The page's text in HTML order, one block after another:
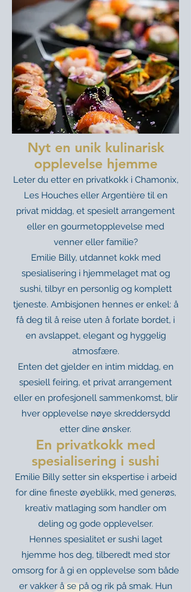
Nyt en unik kulinarisk
opplevelse hjemme
Leter du etter en privatkokk i Chamonix,
Les Houches eller Argentière til en
privat middag, et spesielt arrangement
eller en gourmetopplevelse med
venner eller familie?
Emilie Billy, utdannet kokk med
spesialisering i hjemmelaget mat og
sushi, tilbyr en personlig og komplett
tjeneste. Ambisjonen hennes er enkel: å
få deg til å reise uten å forlate bordet, i
en avslappet, elegant og hyggelig
atmosfære.
Enten det gjelder en intim middag, en
spesiell feiring, et privat arrangement
eller en profesjonell sammenkomst, blir
hver opplevelse nøye skreddersydd
etter dine ønsker.
En privatkokk med
spesialisering i sushi
Emilie Billy setter sin ekspertise i arbeid
for dine fineste øyeblikk, med generøs,
kreativ matlaging som handler om
deling og gode opplevelser.
Hennes spesialitet er sushi laget
hjemme hos deg, tilberedt med stor
omsorg for å gi en opplevelse som både
er vakker å se på og rik på smak. Hun